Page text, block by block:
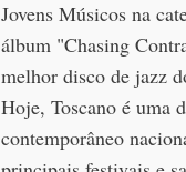
Jovens Músicos na
álbum "Chasing
melhor disco de jazz
Hoje, Toscano é uma
contemporâneo